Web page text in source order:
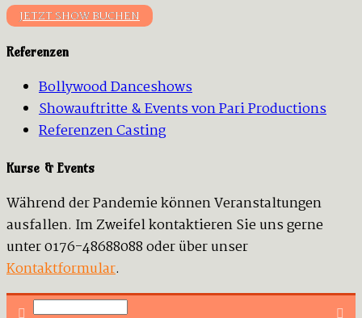
JETZT SHOW BUCHEN
Referenzen
Bollywood Danceshows
Showauftritte & Events von Pari Productions
Referenzen Casting
Kurse & Events
Während der Pandemie können Veranstaltungen
ausfallen. Im Zweifel kontaktieren Sie uns gerne
unter 0176-48688088 oder über unser
Kontaktformular.